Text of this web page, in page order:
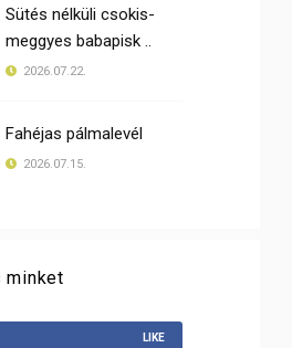
Sütés nélküli csokis-
meggyes babapisk ..
2026.07.22.
Fahéjas pálmalevél
2026.07.15.
minket
LIKE